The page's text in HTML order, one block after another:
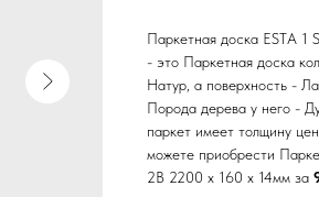
Паркетная доска ESTA 1
- это Паркетная доска
Натур, а поверхность -
Порода дерева у него -
паркет имеет толщину
можете приобрести
2B 2200 x 160 x 14мм за